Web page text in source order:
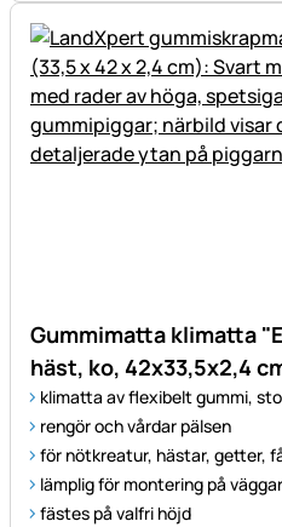
Gummimatta klimatta
häst, ko, 42x33,5x2,4
klimatta av flexibelt gummi,
rengör och vårdar pälsen
för nötkreatur, hästar, getter,
lämplig för montering på
fästes på valfri höjd